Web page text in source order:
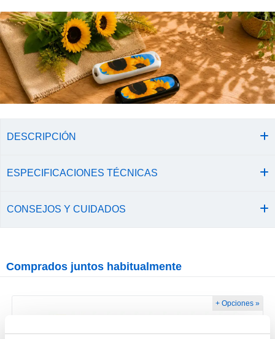
DESCRIPCIÓN
ESPECIFICACIONES TÉCNICAS
CONSEJOS Y CUIDADOS
Comprados juntos habitualmente
+ Opciones »